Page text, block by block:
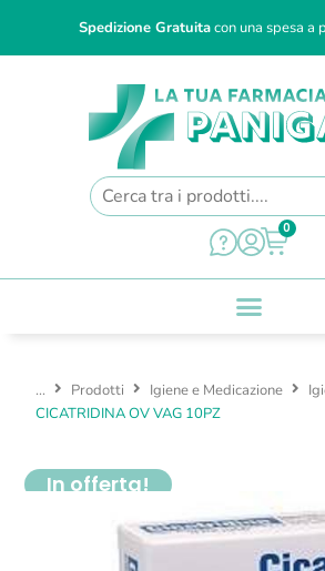
Spedizione Gratuitacon una spesa a
0
... Prodotti Igiene e Medicazione
CICATRIDINA OV VAG 10PZ
In offerta!